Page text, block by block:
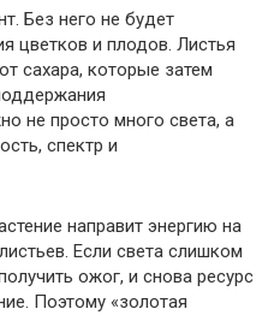
Без него не будет
цветков и плодов. Листья
сахара, которые затем
не просто много света, а
спектр и
направит энергию на
Если света слишком
ожог, и снова ресурс
Поэтому «золотая